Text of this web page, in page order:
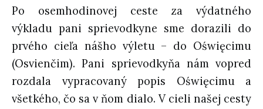
Po osemhodinovej ceste za výdatného
výkladu pani sprievodkyne sme dorazili do
prvého cieľa nášho výletu – do Oświęcimu
(Osvienčim). Pani sprievodkyňa nám vopred
rozdala vypracovaný popis Oświęcimu a
všetkého, čo sa v ňom dialo. V cieli našej cesty